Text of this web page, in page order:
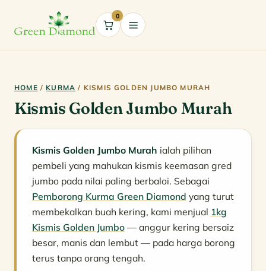
Cart
0
HOME / KURMA / KISMIS GOLDEN JUMBO MURAH
Kismis Golden Jumbo Murah
Kismis Golden Jumbo Murah ialah pilihan
pembeli yang mahukan kismis keemasan gred
jumbo pada nilai paling berbaloi. Sebagai
Pemborong Kurma Green Diamond yang turut
membekalkan buah kering, kami menjual 1kg
Kismis Golden Jumbo — anggur kering bersaiz
besar, manis dan lembut — pada harga borong
terus tanpa orang tengah.